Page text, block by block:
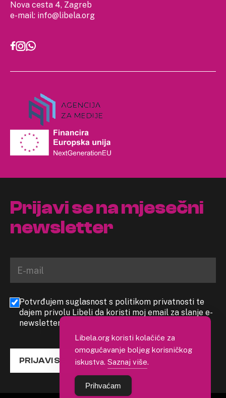
Nova cesta 4, Zagreb
e-mail: info@libela.org
Prijavi se na mjesečni
newsletter
Potvrđujem suglasnost s politikom privatnosti te
dajem privolu Libeli da koristi moj email za slanje e-
newslettera
PRIJAVI SE
Libela.org koristi kolačiće za
omogućavanje boljeg korisničkog
iskustva. Saznaj više.
Prihvaćam